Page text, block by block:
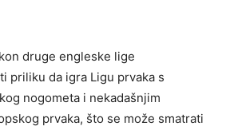
druge engleske lige
priliku da igra Ligu prvaka s
nogometa i nekadašnjim
prvaka, što se može smatrati